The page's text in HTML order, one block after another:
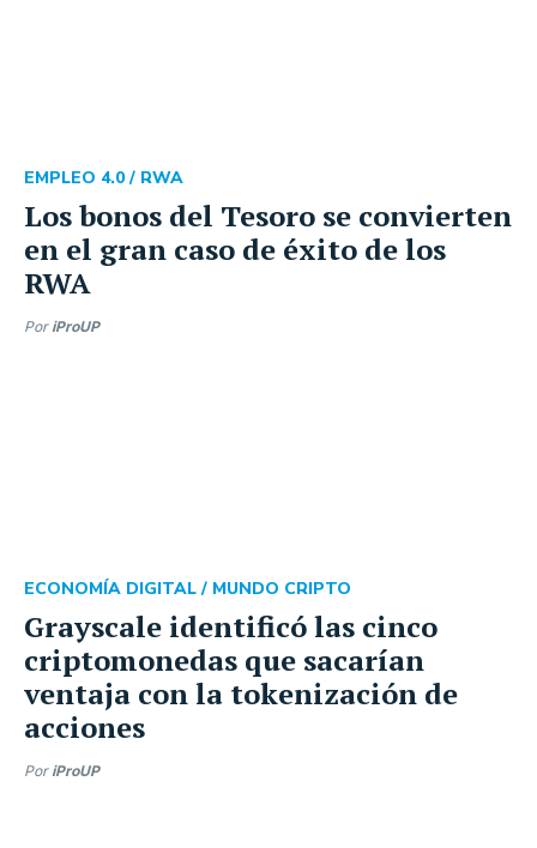
Los bonos del Tesoro se convierten
en el gran caso de éxito de los
RWA
EMPLEO 4.0 / RWA
Por iProUP
Grayscale identificó las cinco
criptomonedas que sacarían
ventaja con la tokenización de
acciones
ECONOMÍA DIGITAL / MUNDO CRIPTO
Por iProUP